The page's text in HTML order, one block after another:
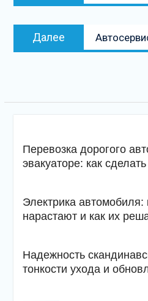
Далее
Следующая
запись
Перевозка дорогого
эвакуаторе: как
Электрика
нарастают и как их
Надежность
тонкости ухода и